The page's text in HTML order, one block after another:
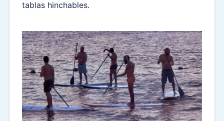
tablas hinchables.